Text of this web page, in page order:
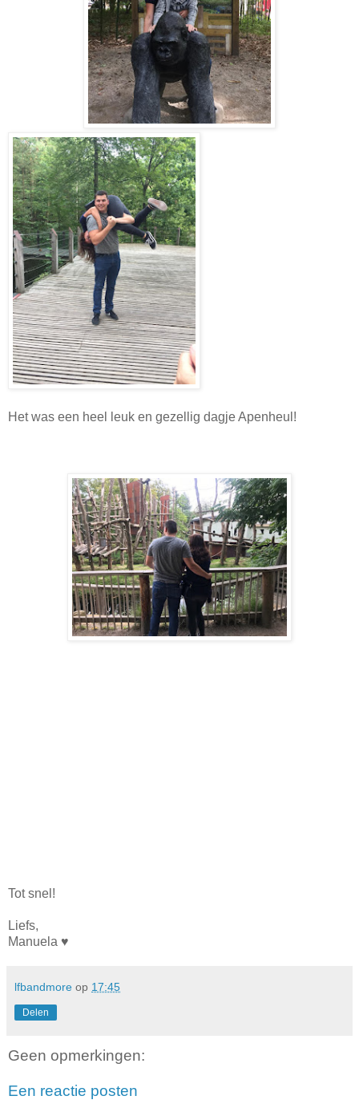
Het was een heel leuk en gezellig dagje Apenheul!
Tot snel!
Liefs,
Manuela ♥︎
lfbandmore op 17:45
Delen
Geen opmerkingen:
Een reactie posten